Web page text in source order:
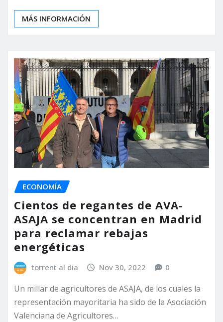
MÁS INFORMACIÓN
ECONOMÍA
Cientos de regantes de AVA-
ASAJA se concentran en Madrid
para reclamar rebajas
energéticas
torrent al dia Nov 30, 2022 0
Un millar de agricultores de ASAJA, de los cuales la
representación mayoritaria ha sido de la Asociación
Valenciana de Agricultores…